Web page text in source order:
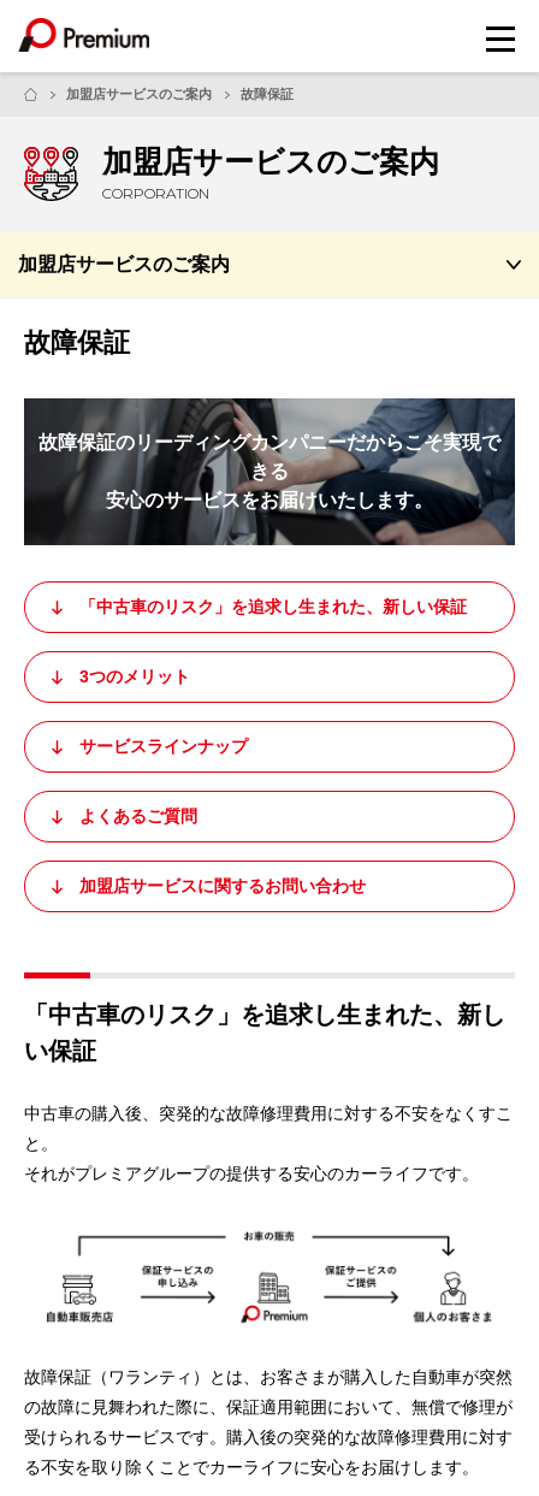
メ
ニ
加盟店サービスのご案内 故障保証
加盟店サービスのご案内
CORPORATION
加盟店サービスのご案内
故障保証
故障保証のリーディングカンパニーだからこそ実現で
きる
安心のサービスをお届けいたします。
「中古車のリスク」を追求し生まれた、新しい保証
3つのメリット
サービスラインナップ
よくあるご質問
加盟店サービスに関するお問い合わせ
「中古車のリスク」を追求し生まれた、新し
い保証
中古車の購入後、突発的な故障修理費用に対する不安をなくすこ
と。
それがプレミアグループの提供する安心のカーライフです。
故障保証（ワランティ）とは、お客さまが購入した自動車が突然
の故障に見舞われた際に、保証適用範囲において、無償で修理が
受けられるサービスです。購入後の突発的な故障修理費用に対す
る不安を取り除くことでカーライフに安心をお届けします。